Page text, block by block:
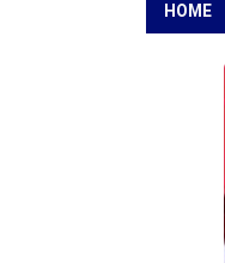
HOME